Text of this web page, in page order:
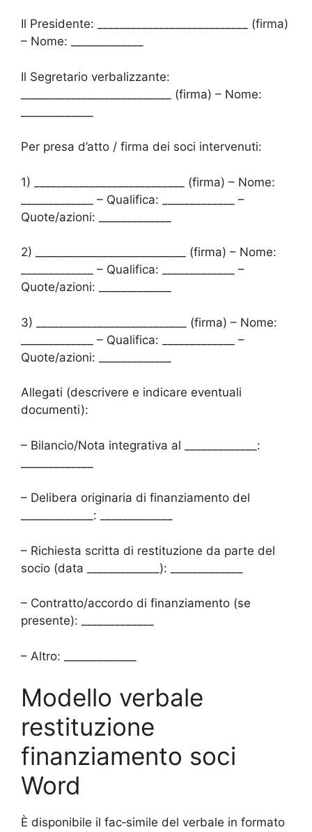
Il Presidente: ___________________________ (firma)
– Nome: _____________
Il Segretario verbalizzante:
___________________________ (firma) – Nome:
Per presa d’atto / firma dei soci intervenuti:
1) ___________________________ (firma) – Nome:
_____________ – Qualifica: _____________ –
Quote/azioni: _____________
2) ___________________________ (firma) – Nome:
_____________ – Qualifica: _____________ –
Quote/azioni: _____________
3) ___________________________ (firma) – Nome:
_____________ – Qualifica: _____________ –
Quote/azioni: _____________
Allegati (descrivere e indicare eventuali
documenti):
– Bilancio/Nota integrativa al _____________:
– Delibera originaria di finanziamento del
_____________: _____________
– Richiesta scritta di restituzione da parte del
socio (data _____________): _____________
– Contratto/accordo di finanziamento (se
presente): _____________
– Altro: _____________
Modello verbale
restituzione
finanziamento soci
Word
È disponibile il fac‑simile del verbale in formato